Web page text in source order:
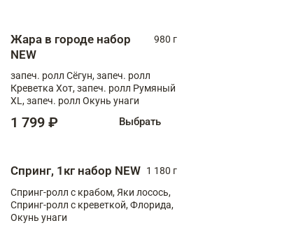
Жара в городе набор
NEW
980 г
запеч. ролл Сёгун, запеч. ролл
Креветка Хот, запеч. ролл Румяный
XL, запеч. ролл Окунь унаги
1 799 ₽ Выбрать
Спринг, 1кг набор NEW 1 180 г
Спринг-ролл с крабом, Яки лосось,
Спринг-ролл с креветкой, Флорида,
Окунь унаги